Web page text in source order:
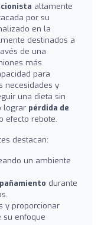
altamente
por su
en la
destinados a
de una
más
para
necesidades y
una dieta sin
lograr pérdida de
efecto rebote.
destacan:
un ambiente
durante
y proporcionar
su enfoque